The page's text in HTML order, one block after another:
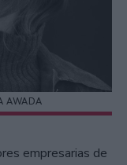
AWADA
empresarias de